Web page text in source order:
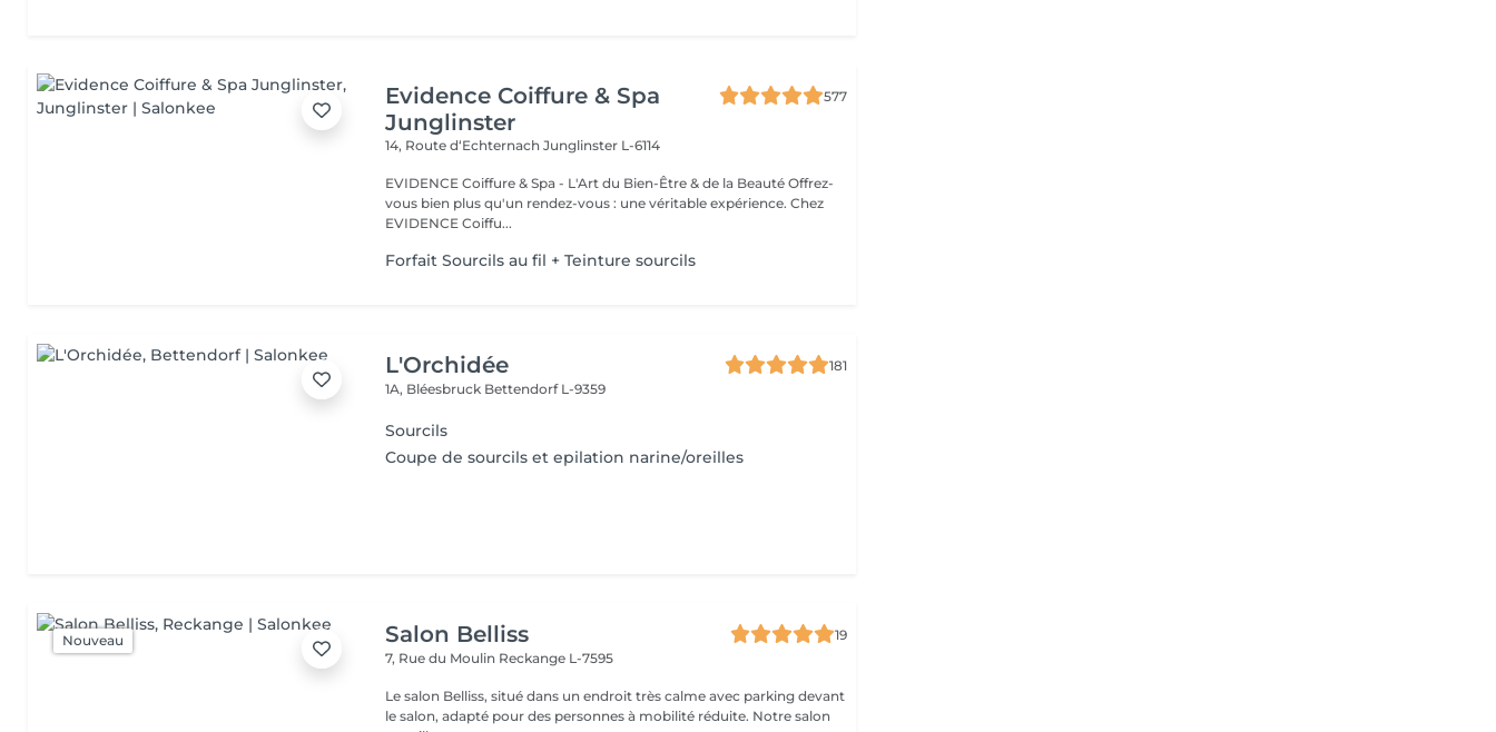
Evidence Coiffure & Spa
Junglinster
577
14, Route d‘EchternachJunglinster L-6114
EVIDENCE Coiffure & Spa - L'Art du Bien-Être & de la Beauté Offrez-
vous bien plus qu'un rendez-vous : une véritable expérience. Chez
EVIDENCE Coiffu...
Forfait Sourcils au fil + Teinture sourcils
L'Orchidée
181
1A, Bléesbruck Bettendorf L-9359
Sourcils
Coupe de sourcils et epilation narine/oreilles
Nouveau Salon Belliss
19
7, Rue du Moulin Reckange L-7595
Le salon Belliss, situé dans un endroit très calme avec parking devant
le salon, adapté pour des personnes à mobilité réduite. Notre salon